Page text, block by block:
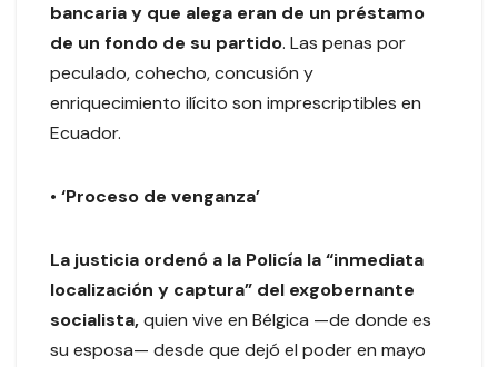
bancaria y que alega eran de un préstamo
de un fondo de su partido. Las penas por
peculado, cohecho, concusión y
enriquecimiento ilícito son imprescriptibles en
Ecuador.
• ‘Proceso de venganza’
La justicia ordenó a la Policía la “inmediata
localización y captura” del exgobernante
socialista,quien vive en Bélgica —de donde es
su esposa— desde que dejó el poder en mayo